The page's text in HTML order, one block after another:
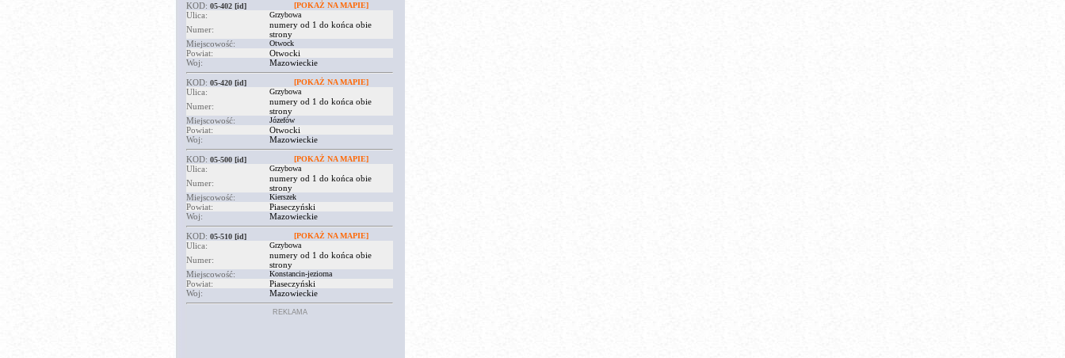
KOD: 05-402 [id] [POKAŻ NA MAPIE]
Ulica: Grzybowa
Numer:
numery od 1 do końca obie
strony
Miejscowość:
Otwock
Powiat:
Otwocki
Woj:
Mazowieckie
KOD: 05-420 [id] [POKAŻ NA MAPIE]
Ulica: Grzybowa
Numer:
numery od 1 do końca obie
strony
Miejscowość:
Józefów
Powiat:
Otwocki
Woj:
Mazowieckie
KOD: 05-500 [id] [POKAŻ NA MAPIE]
Ulica: Grzybowa
Numer:
numery od 1 do końca obie
strony
Miejscowość:
Kierszek
Powiat:
Piaseczyński
Woj:
Mazowieckie
KOD: 05-510 [id] [POKAŻ NA MAPIE]
Ulica: Grzybowa
Numer:
numery od 1 do końca obie
strony
Miejscowość:
Konstancin-jeziorna
Powiat:
Piaseczyński
Woj:
Mazowieckie
REKLAMA